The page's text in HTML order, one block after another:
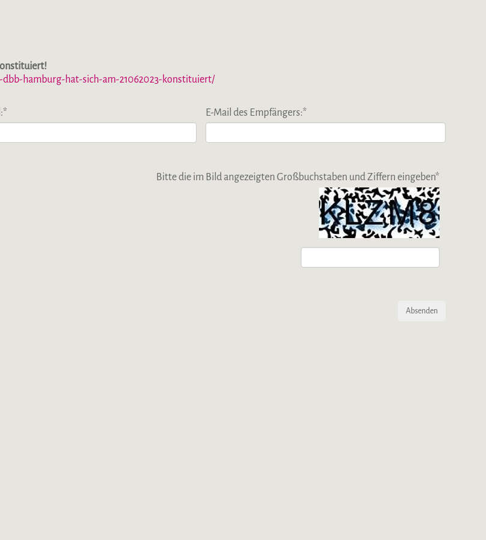
hamburg-hat-sich-am-21062023-konstituiert/
* E-Mail des Empfängers:*
Bitte die im Bild angezeigten Großbuchstaben und Ziffern eingeben*
Absenden